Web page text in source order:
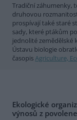
Tradiční záhumenky,
druhovou
prospívají také staré
sady, které ptákům
jednolité zemědělské
Ústavu biologie
časopisAgriculture,
Ekologické
výnosů z